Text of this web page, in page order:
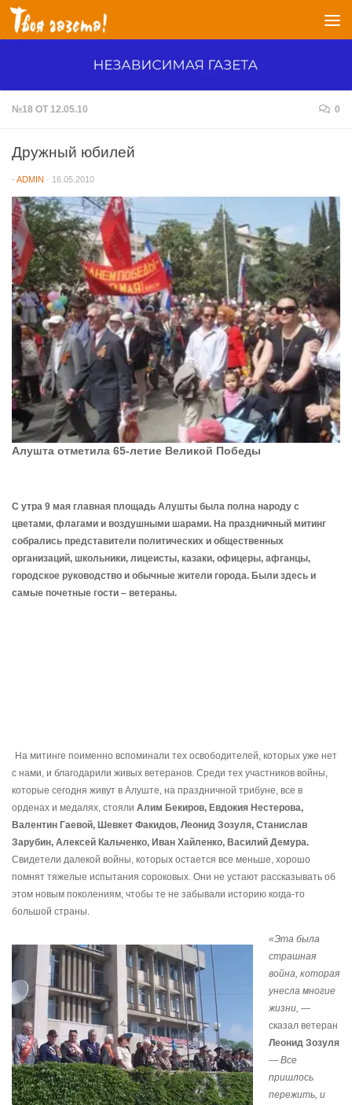
Перейти к содержимому
№18 ОТ 12.05.10 0
Дружный юбилей
- ADMIN · 16.05.2010
Алушта отметила 65-летие Великой Победы
С утра 9 мая главная площадь Алушты была полна народу с
цветами, флагами и воздушными шарами. На праздничный митинг
собрались представители политических и общественных
организаций, школьники, лицеисты, казаки, офицеры, афганцы,
городское руководство и обычные жители города. Были здесь и
самые почетные гости – ветераны.
На митинге поименно вспоминали тех освободителей, которых уже нет
с нами, и благодарили живых ветеранов. Среди тех участников войны,
которые сегодня живут в Алуште, на праздничной трибуне, все в
орденах и медалях, стояли Алим Бекиров, Евдокия Нестерова,
Валентин Гаевой, Шевкет Факидов, Леонид Зозуля, Станислав
Зарубин, Алексей Кальченко, Иван Хайленко, Василий Демура.
Свидетели далекой войны, которых остается все меньше, хорошо
помнят тяжелые испытания сороковых. Они не устают рассказывать об
этом новым поколениям, чтобы те не забывали историю когда-то
большой страны.
«Эта была
страшная
война, которая
унесла многие
жизни, —
сказал ветеран
Леонид Зозуля
— Все
пришлось
пережить, и